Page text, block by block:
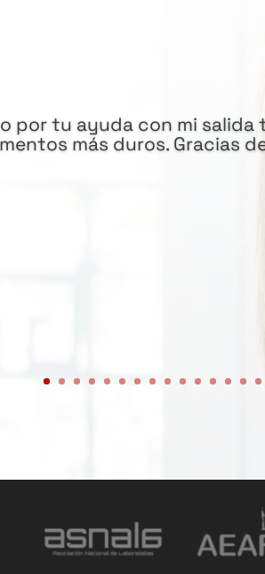
por tu ayuda con mi salida
más duros. Gracias